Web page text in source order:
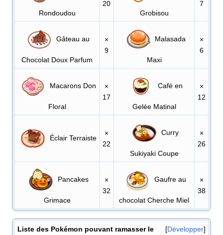
Rondoudou
20
Grobisou
7
Gâteau au
Chocolat Doux Parfum
×
9
Malasada
Maxi
×
6
Macarons Don
Floral
×
17
Café en
Gelée Matinal
×
12
Éclair Terraiste
×
22
Curry
Sukiyaki Coupe
×
26
Pancakes
Grimace
×
32
Gaufre au
chocolat Cherche Miel
×
38
Développer
Liste des Pokémon pouvant ramasser le